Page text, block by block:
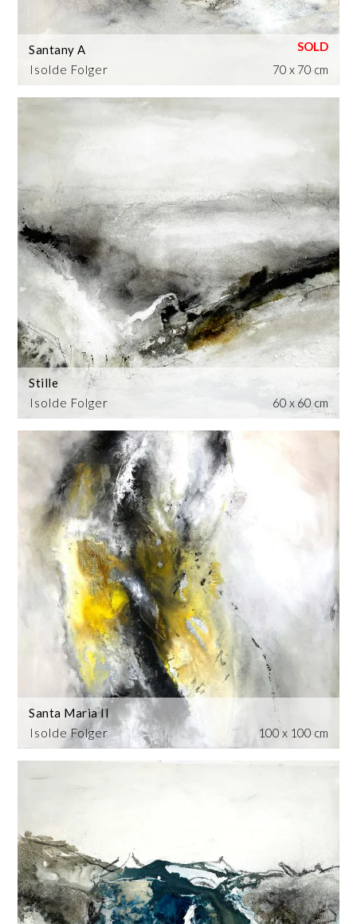
Isolde Folger
Santany A
70 x 70 cm
Isolde Folger
Stille
60 x 60 cm
Isolde Folger
Santa Maria II
100 x 100 cm